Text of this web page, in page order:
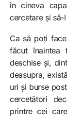
în cineva
cercetare și să-
Ca să poți
făcut înaintea
deschise și,
deasupra,
uri și burse
cercetători
printre cei